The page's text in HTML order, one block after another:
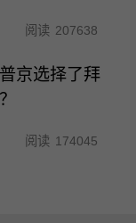
阅读 207638
京选择了拜
阅读 174045